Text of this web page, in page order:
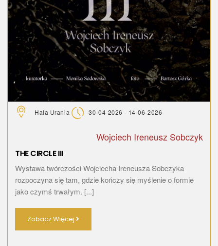
Hala Urania 30-04-2026 - 14-06-2026
Wojciech Ireneusz Sobczyk
THE CIRCLE III
Wystawa twórczości Wojciecha Ireneusza Sobczyka
rozpoczyna się tam, gdzie kończy się myślenie o formie
jako czymś trwałym. [...]
Zobacz Więcej